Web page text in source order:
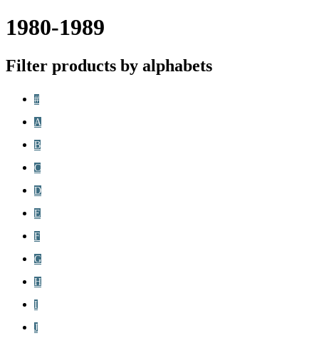
1980-1989
Filter products by alphabets
#
A
B
C
D
E
F
G
H
I
J